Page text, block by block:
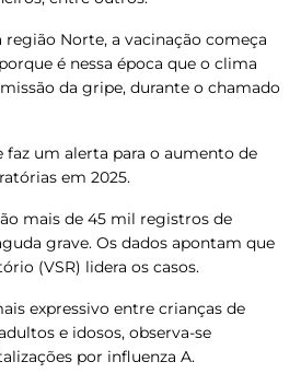
Norte, a vacinação começa
é nessa época que o clima
da gripe, durante o chamado
faz um alerta para o aumento de
em 2025.
mais de 45 mil registros de
grave. Os dados apontam que
(VSR) lidera os casos.
expressivo entre crianças de
e idosos, observa-se
por influenza A.